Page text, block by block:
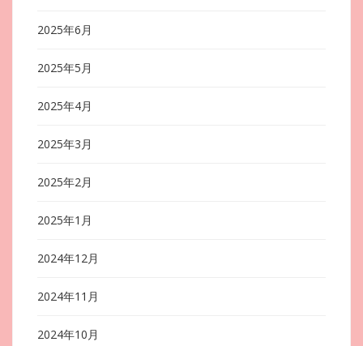
2025年6月
2025年5月
2025年4月
2025年3月
2025年2月
2025年1月
2024年12月
2024年11月
2024年10月